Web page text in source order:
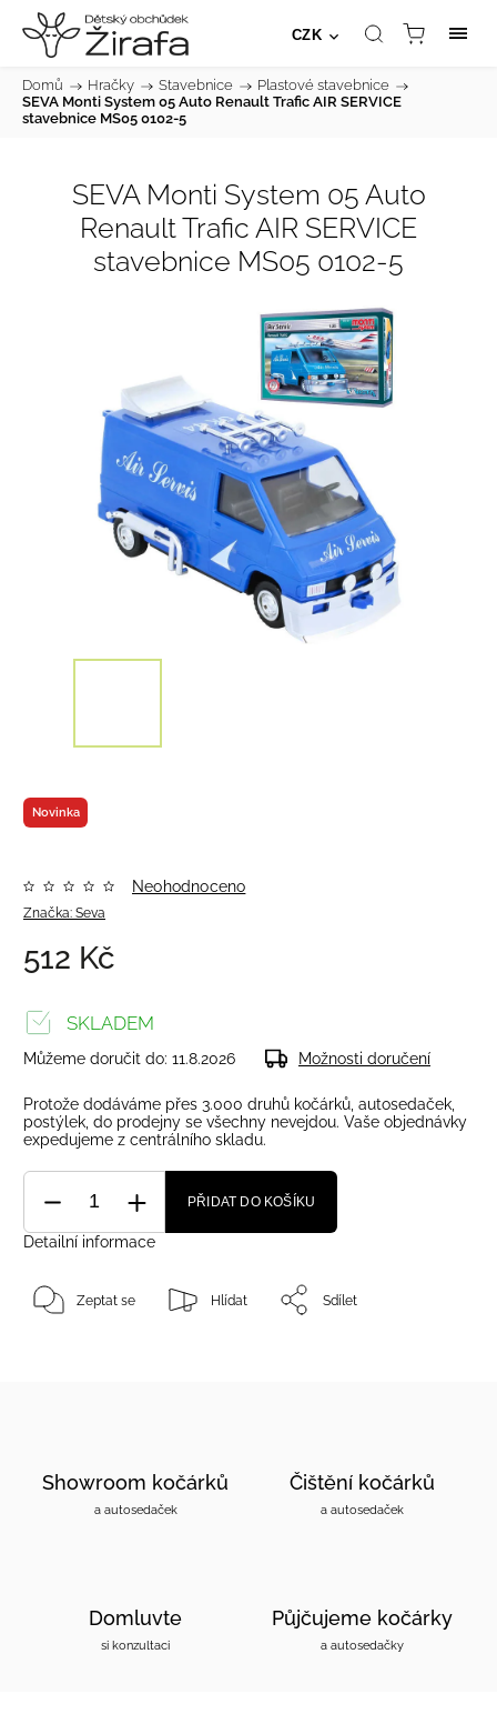
CZK
Domů / Hračky / Stavebnice / Plastové stavebnice /
SEVA Monti System 05 Auto Renault Trafic AIR SERVICE
stavebnice MS05 0102-5
SEVA Monti System 05 Auto
Renault Trafic AIR SERVICE
stavebnice MS05 0102-5
Novinka
Značka: Seva
Neohodnoceno
512 Kč
SKLADEM
Můžeme doručit do: 11.8.2026 Možnosti doručení
Protože dodáváme přes 3.000 druhů kočárků, autosedaček,
postýlek, do prodejny se všechny nevejdou. Vaše objednávky
expedujeme z centrálního skladu.
PŘIDAT DO KOŠÍKU
Detailní informace
Zeptat se Hlídat Sdílet
Showroom kočárků
a autosedaček
Čištění kočárků
a autosedaček
Domluvte
si konzultaci
Půjčujeme kočárky
a autosedačky